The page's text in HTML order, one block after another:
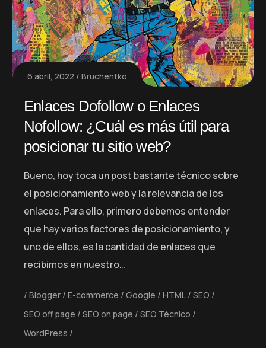
6 abril, 2022 Bruchentko
Enlaces Dofollow o Enlaces
Nofollow: ¿Cuál es más útil para
posicionar tu sitio web?
Bueno, hoy toca un post bastante técnico sobre
el posicionamiento web y la relevancia de los
enlaces. Para ello, primero debemos entender
que hay varios factores de posicionamiento, y
uno de ellos, es la cantidad de enlaces que
recibimos en nuestro…
Blogger E-commerce Google HTML
SEO
SEO off page
SEO on page
SEO Técnico
WordPress